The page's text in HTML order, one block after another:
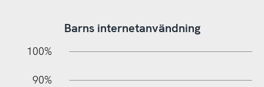
Barns internetanvändning
100%
90%